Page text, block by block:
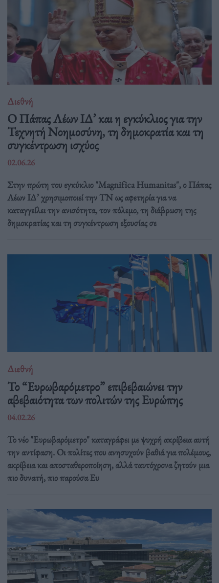
Διεθνή
Ο Πάπας Λέων ΙΔ’ και η εγκύκλιος για την
Τεχνητή Νοημοσύνη, τη δημοκρατία και τη
συγκέντρωση ισχύος
02.06.26
Στην πρώτη του εγκύκλιο "Magnifica Humanitas", ο Πάπας
Λέων ΙΔ’ χρησιμοποιεί την ΤΝ ως αφετηρία για να
καταγγείλει την ανισότητα, τον πόλεμο, τη διάβρωση της
δημοκρατίας και τη συγκέντρωση εξουσίας σε
Διεθνή
Το “Ευρωβαρόμετρο” επιβεβαιώνει την
αβεβαιότητα των πολιτών της Ευρώπης
04.02.26
Το νέο "Ευρωβαρόμετρο" καταγράφει με ψυχρή ακρίβεια αυτή
την αντίφαση. Oι πολίτες που ανησυχούν βαθιά για πολέμους,
ακρίβεια και αποσταθεροποίηση, αλλά ταυτόχρονα ζητούν μια
πιο δυνατή, πιο παρούσα Ευ